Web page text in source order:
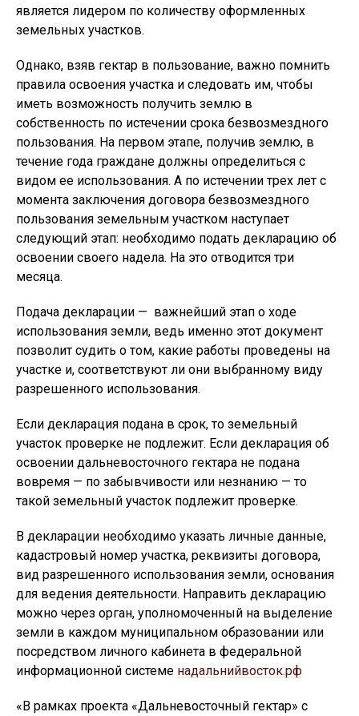
является лидером по количеству оформленных
земельных участков.
Однако, взяв гектар в пользование, важно помнить
правила освоения участка и следовать им, чтобы
иметь возможность получить землю в
собственность по истечении срока безвозмездного
пользования. На первом этапе, получив землю, в
течение года граждане должны определиться с
видом ее использования. А по истечении трех лет с
момента заключения договора безвозмездного
пользования земельным участком наступает
следующий этап: необходимо подать декларацию об
освоении своего надела. На это отводится три
месяца.
Подача декларации — важнейший этап о ходе
использования земли, ведь именно этот документ
позволит судить о том, какие работы проведены на
участке и, соответствуют ли они выбранному виду
разрешенного использования.
Если декларация подана в срок, то земельный
участок проверке не подлежит. Если декларация об
освоении дальневосточного гектара не подана
вовремя — по забывчивости или незнанию — то
такой земельный участок подлежит проверке.
В декларации необходимо указать личные данные,
кадастровый номер участка, реквизиты договора,
вид разрешенного использования земли, основания
для ведения деятельности. Направить декларацию
можно через орган, уполномоченный на выделение
земли в каждом муниципальном образовании или
посредством личного кабинета в федеральной
информационной системе надальнийвосток.рф
«В рамках проекта «Дальневосточный гектар» с